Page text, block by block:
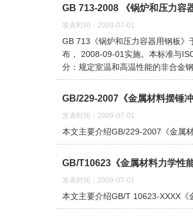
GB 713-2008 《锅炉和压力容
发表时间：2009-07-01
GB 713《锅炉和压力容器用钢板
布， 2008-09-01实施。本标准与
分：规定室温和高温性能的非合金
GB/229-2007《金属材料摆锤冲
发表时间：2009-07-01
本文主要介绍GB/229-2007《金属
GB/T10623《金属材料力学性
发表时间：2009-07-01
本文主要介绍GB/T 10623-XXXX《